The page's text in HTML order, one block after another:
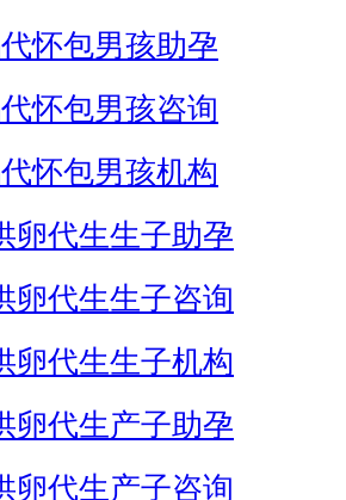
怀包男孩助孕
怀包男孩咨询
怀包男孩机构
卵代生生子助孕
卵代生生子咨询
卵代生生子机构
卵代生产子助孕
卵代生产子咨询